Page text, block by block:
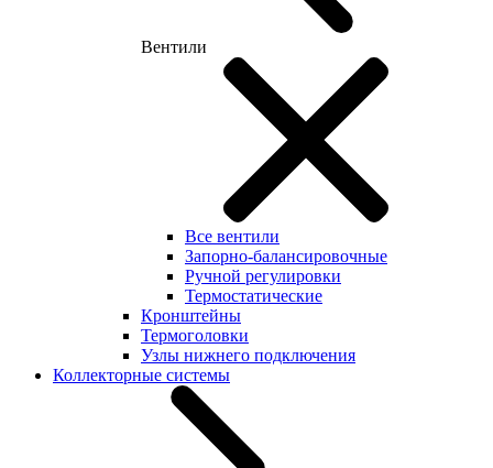
Вентили
Все вентили
Запорно-балансировочные
Ручной регулировки
Термостатические
Кронштейны
Термоголовки
Узлы нижнего подключения
Коллекторные системы